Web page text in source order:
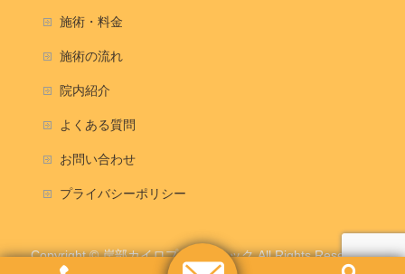
施術・料金
施術の流れ
院内紹介
よくある質問
お問い合わせ
プライバシーポリシー
Copyright ©岸部カイロプラクティックAll Rights Reserved.